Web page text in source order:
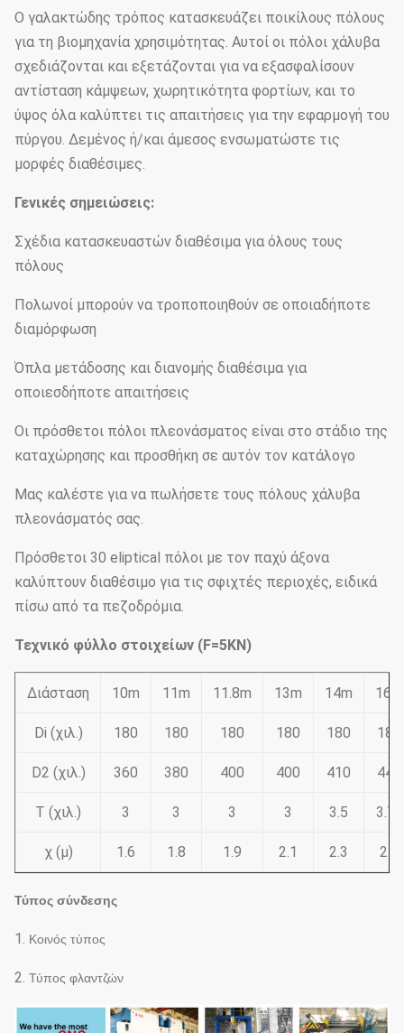
Ο γαλακτώδης τρόπος κατασκευάζει ποικίλους πόλους
για τη βιομηχανία χρησιμότητας. Αυτοί οι πόλοι χάλυβα
σχεδιάζονται και εξετάζονται για να εξασφαλίσουν
αντίσταση κάμψεων, χωρητικότητα φορτίων, και το
ύψος όλα καλύπτει τις απαιτήσεις για την εφαρμογή του
πύργου. Δεμένος ή/και άμεσος ενσωματώστε τις
μορφές διαθέσιμες.
Γενικές σημειώσεις:
Σχέδια κατασκευαστών διαθέσιμα για όλους τους
πόλους
Πολωνοί μπορούν να τροποποιηθούν σε οποιαδήποτε
διαμόρφωση
Όπλα μετάδοσης και διανομής διαθέσιμα για
οποιεσδήποτε απαιτήσεις
Οι πρόσθετοι πόλοι πλεονάσματος είναι στο στάδιο της
καταχώρησης και προσθήκη σε αυτόν τον κατάλογο
Μας καλέστε για να πωλήσετε τους πόλους χάλυβα
πλεονάσματός σας.
Πρόσθετοι 30 eliptical πόλοι με τον παχύ άξονα
καλύπτουν διαθέσιμο για τις σφιχτές περιοχές, ειδικά
πίσω από τα πεζοδρόμια.
Τεχνικό φύλλο στοιχείων (F=5KN)
Διάσταση 10m 11m 11.8m 13m 14m 16m
Di (χιλ.) 180 180 180 180 180 180
D2 (χιλ.) 360 380 400 400 410 445
Τ (χιλ.) 3 3 3 3 3.5 3.75
χ (μ) 1.6 1.8 1.9 2.1 2.3 2.6
Τύπος σύνδεσης
1. Κοινός τύπος
2. Τύπος φλαντζών